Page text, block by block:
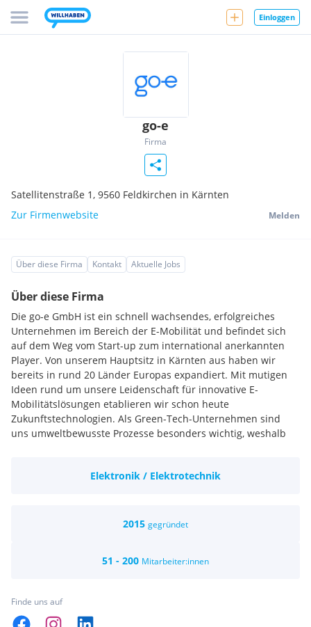
Einloggen
go-e
Firma
Satellitenstraße 1, 9560 Feldkirchen in Kärnten
Zur Firmenwebsite
Melden
Über diese Firma Kontakt Aktuelle Jobs
Über diese Firma
Die go-e GmbH ist ein schnell wachsendes, erfolgreiches
Unternehmen im Bereich der E-Mobilität und befindet sich
auf dem Weg vom Start-up zum international anerkannten
Player. Von unserem Hauptsitz in Kärnten aus haben wir
bereits in rund 20 Länder Europas expandiert. Mit mutigen
Ideen rund um unsere Leidenschaft für innovative E-
Mobilitätslösungen etablieren wir schon heute
Zukunftstechnologien. Als Green-Tech-Unternehmen sind
uns umweltbewusste Prozesse besonders wichtig, weshalb
Betriebsklima bei, und ihre Individualität ist eine Grundlage
Elektronik / Elektrotechnik
2015 gegründet
51 - 200 Mitarbeiter:innen
Finde uns auf